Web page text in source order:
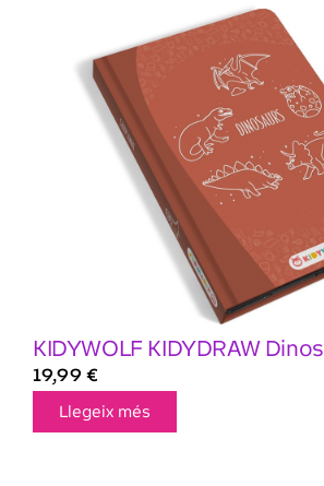
KIDYWOLF KIDYDRAW Dinos
19,99 €
Llegeix més